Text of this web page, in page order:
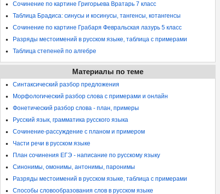
Сочинение по картине Григорьева Вратарь 7 класс
Таблица Брадиса: синусы и косинусы, тангенсы, котангенсы
Сочинение по картине Грабаря Февральская лазурь 5 класс
Разряды местоимений в русском языке, таблица с примерами
Таблица степеней по алгебре
Материалы по теме
Синтаксический разбор предложения
Морфологический разбор слова с примерами и онлайн
Фонетический разбор слова - план, примеры
Русский язык, грамматика русского языка
Сочинение-рассуждение с планом и примером
Части речи в русском языке
План сочинения ЕГЭ - написание по русскому языку
Синонимы, омонимы, антонимы, паронимы
Разряды местоимений в русском языке, таблица с примерами
Способы словообразования слов в русском языке